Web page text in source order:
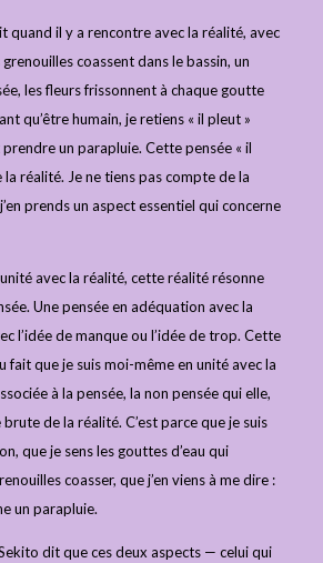
quand il y a rencontre avec la réalité, avec
coassent dans le bassin, un
les fleurs frissonnent à chaque goutte
qu’être humain, je retiens « il pleut »
un parapluie. Cette pensée « il
réalité. Je ne tiens pas compte de la
prends un aspect essentiel qui concerne
avec la réalité, cette réalité résonne
Une pensée en adéquation avec la
l’idée de manque ou l’idée de trop. Cette
que je suis moi-même en unité avec la
à la pensée, la non pensée qui elle,
de la réalité. C’est parce que je suis
que je sens les gouttes d’eau qui
coasser, que j’en viens à me dire :
un parapluie.
dit que ces deux aspects — celui qui